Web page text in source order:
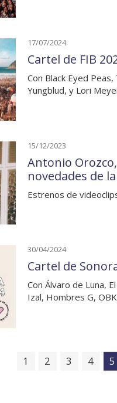
17/07/2024
Cartel de FIB
Con Black Eyed
Yungblud, y Lori
15/12/2023
Antonio
novedades de
Estrenos de
30/04/2024
Cartel de
Con Álvaro de Luna,
Izal, Hombres G,
1 2 3 4 5